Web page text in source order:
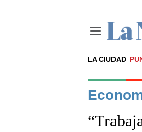
LA CIUDAD
Noticias